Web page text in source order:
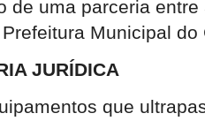
de uma parceria
Municipal
JURÍDICA
que